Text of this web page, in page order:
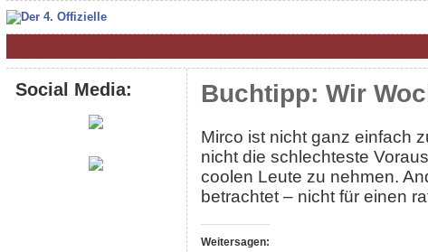
Social Media: Buchtipp: Wir
Mirco ist nicht ganz einfach
nicht die schlechteste
coolen Leute zu nehmen.
betrachtet – nicht für einen
Weitersagen: